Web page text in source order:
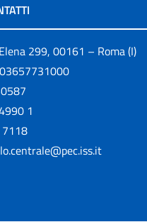
299, 00161 – Roma (I)
03657731000
1